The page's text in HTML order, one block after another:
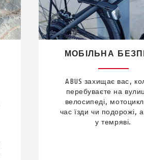
МОБІЛЬНА
ABUS захищає вас,
перебуваєте на
велосипеді,
час їзди чи подорожі,
у темряві.